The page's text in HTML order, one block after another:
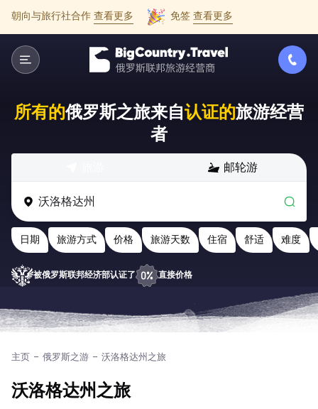
朝向与旅行社合作 查看更多 免签 查看更多
所有的俄罗斯之旅来自 认证的旅游经营
者
邮轮游
日期 旅游方式 价格 旅游天数 住宿 舒适 难度
被俄罗斯联邦经济部认证了 直接价格
主页 俄罗斯之游 沃洛格达州之旅
沃洛格达州之旅